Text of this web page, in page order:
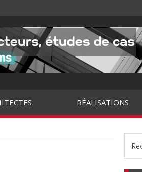
RÉALISATIONS